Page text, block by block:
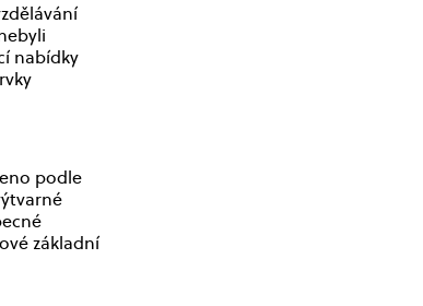
nabídky
podle
základní